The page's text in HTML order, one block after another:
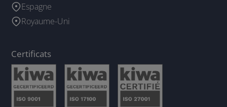
Espagne
Royaume-Uni
Certificats